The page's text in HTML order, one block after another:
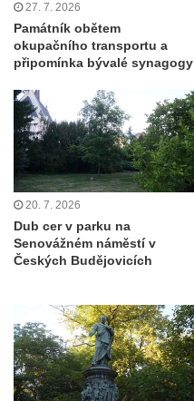
27. 7. 2026
Památník obětem
okupačního transportu a
připomínka bývalé synagogy
20. 7. 2026
Dub cer v parku na
Senovážném náměstí v
Českých Budějovicích